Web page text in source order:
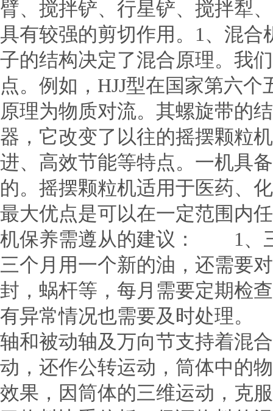
臂、搅拌铲、行星铲、搅拌犁
具有较强的剪切作用。1、混
子的结构决定了混合原理。我
点。例如，HJJ型在国家第六
原理为物质对流。其螺旋带的
器，它改变了以往的摇摆颗粒
进、高效节能等特点。一机具
的。摇摆颗粒机适用于医药、
最大优点是可以在一定范围内
机保养需遵从的建议： 1、三
三个月用一个新的油，还需
封，蜗杆等，每月需要定期检
有异常情况也需要及时处理
轴和被动轴及万向节支持着混
动，还作公转运动，筒体中的
效果，因筒体的三维运动，克